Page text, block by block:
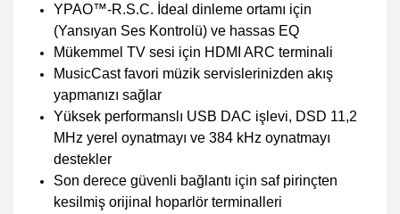
YPAO™-R.S.C. İdeal dinleme ortamı için
(Yansıyan Ses Kontrolü) ve hassas EQ
Mükemmel TV sesi için HDMI ARC terminali
MusicCast favori müzik servislerinizden akış
yapmanızı sağlar
Yüksek performanslı USB DAC işlevi, DSD 11,2
MHz yerel oynatmayı ve 384 kHz oynatmayı
destekler
Son derece güvenli bağlantı için saf pirinçten
kesilmiş orijinal hoparlör terminalleri